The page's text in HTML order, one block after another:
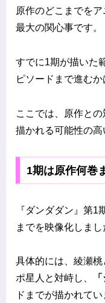
原作のどこまでを
最大の関心事です。
すでに1期が描いた
ピソードまで進む
ここでは、原作と
描かれる可能性の高
1期は原作何巻
『ダンダダン』第1
までを映像化しまし
具体的には、綾瀬
ポ星人と対峙し、
ドまでが描かれてい